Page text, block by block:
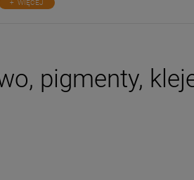
WIĘCEJ
pigmenty,